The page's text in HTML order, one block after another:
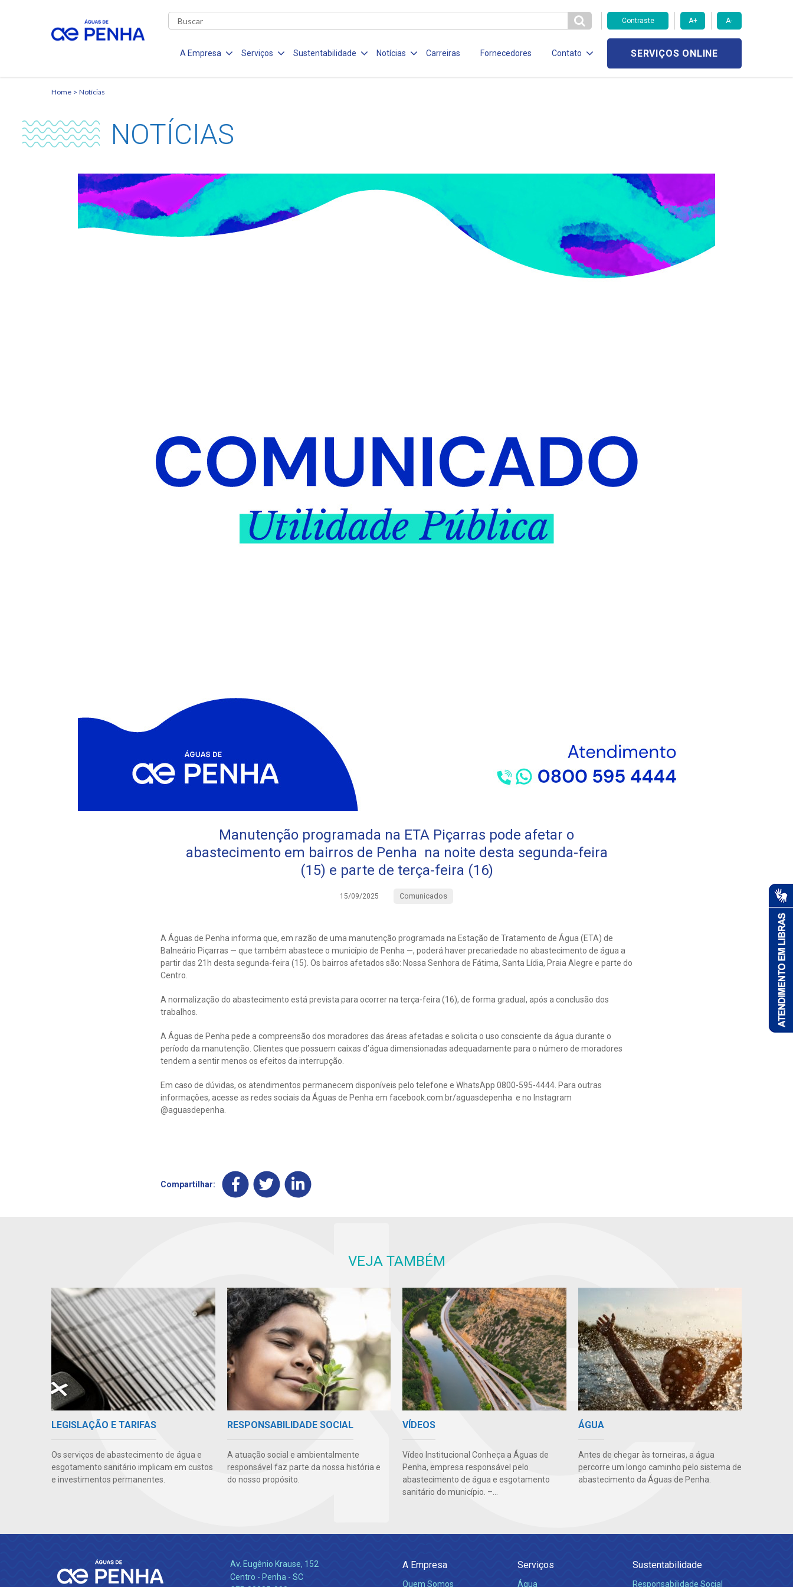
Contraste A+ A-
A Empresa Serviços Sustentabilidade Notícias Carreiras Fornecedores Contato SERVIÇOS ONLINE
Home Notícias
NOTÍCIAS
Manutenção programada na ETA Piçarras pode afetar o
abastecimento em bairros de Penha na noite desta segunda-feira
(15) e parte de terça-feira (16)
15/09/2025 Comunicados
A Águas de Penha informa que, em razão de uma manutenção programada na Estação de Tratamento de Água (ETA) de
Balneário Piçarras — que também abastece o município de Penha —, poderá haver precariedade no abastecimento de água a
partir das 21h desta segunda-feira (15). Os bairros afetados são: Nossa Senhora de Fátima, Santa Lídia, Praia Alegre e parte do
Centro.
A normalização do abastecimento está prevista para ocorrer na terça-feira (16), de forma gradual, após a conclusão dos
trabalhos.
A Águas de Penha pede a compreensão dos moradores das áreas afetadas e solicita o uso consciente da água durante o
período da manutenção. Clientes que possuem caixas d’água dimensionadas adequadamente para o número de moradores
tendem a sentir menos os efeitos da interrupção.
Em caso de dúvidas, os atendimentos permanecem disponíveis pelo telefone e WhatsApp 0800-595-4444. Para outras
informações, acesse as redes sociais da Águas de Penha em facebook.com.br/aguasdepenha e no Instagram
@aguasdepenha.
Compartilhar:
VEJA TAMBÉM
LEGISLAÇÃO E TARIFAS
Os serviços de abastecimento de água e
esgotamento sanitário implicam em custos
e investimentos permanentes.
RESPONSABILIDADE SOCIAL
A atuação social e ambientalmente
responsável faz parte da nossa história e
do nosso propósito.
VÍDEOS
Vídeo Institucional Conheça a Águas de
Penha, empresa responsável pelo
abastecimento de água e esgotamento
sanitário do município. –...
ÁGUA
Antes de chegar às torneiras, a água
percorre um longo caminho pelo sistema de
abastecimento da Águas de Penha.
Av. Eugênio Krause, 152
Centro - Penha - SC
A Empresa
Quem Somos
Serviços
Água
Sustentabilidade
Responsabilidade Social